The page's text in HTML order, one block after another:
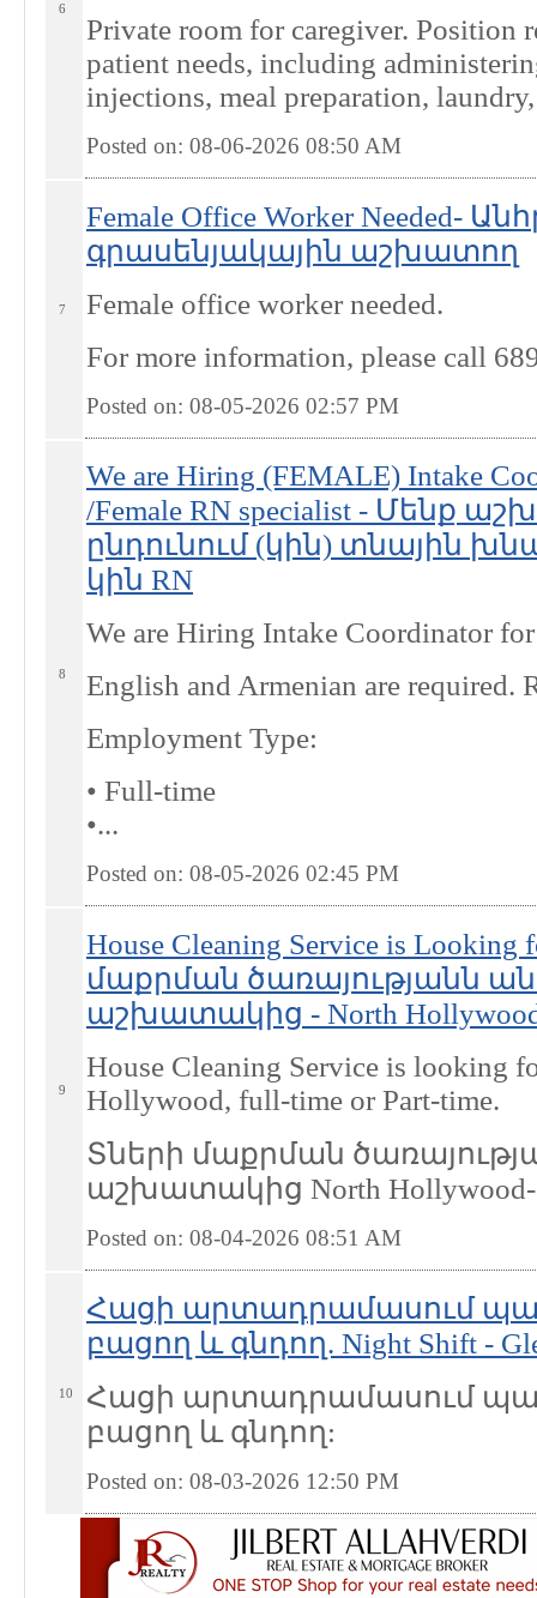
6
Private room for caregiver. Position
patient needs, including
injections, meal preparation,
Posted on: 08-06-2026 08:50 AM
7
Female Office Worker Needed-
գրասենյակային աշխատող
Female office worker needed.
For more information, please call
Posted on: 08-05-2026 02:57 PM
8
We are Hiring (FEMALE) Intake
/Female RN specialist - Մենք
ընդունում (կին) տնային
կին RN
We are Hiring Intake Coordinator
English and Armenian are required.
Employment Type:
• Full-time
•...
Posted on: 08-05-2026 02:45 PM
9
House Cleaning Service is
մաքրման ծառայությանն
աշխատակից - North
House Cleaning Service is looking
Hollywood, full-time or Part-time.
Տների մաքրման
աշխատակից North
Posted on: 08-04-2026 08:51 AM
10
Հացի արտադրամասում
բացող և գնդող. Night Shift -
Հացի արտադրամասում
բացող և գնդող:
Posted on: 08-03-2026 12:50 PM